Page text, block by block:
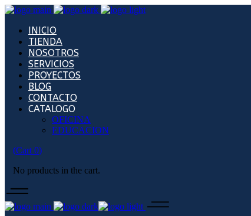
INICIO
TIENDA
NOSOTROS
SERVICIOS
PROYECTOS
BLOG
CONTACTO
CATALOGO
OFICINA
EDUCACION
(Cart 0)
No products in the cart.